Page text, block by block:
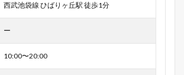
西武池袋線 ひばりヶ丘駅 徒歩1分
ー
10:00〜20:00